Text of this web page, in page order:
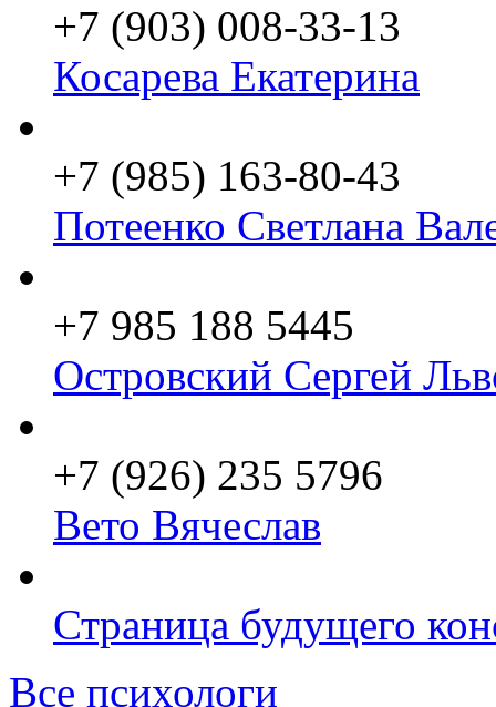
+7 (903) 008-33-13
Косарева Екатерина
+7 (985) 163-80-43
Потеенко Светлана
+7 985 188 5445
Островский Сергей
+7 (926) 235 5796
Вето Вячеслав
Страница будущего
Все психологи